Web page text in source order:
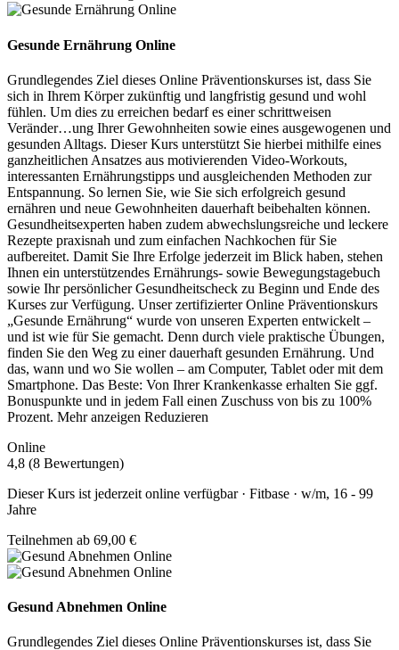
Gesunde Ernährung Online
Grundlegendes Ziel dieses Online Präventionskurses ist, dass Sie
sich in Ihrem Körper zukünftig und langfristig gesund und wohl
fühlen. Um dies zu erreichen bedarf es einer schrittweisen
Veränder…ung Ihrer Gewohnheiten sowie eines ausgewogenen und
gesunden Alltags. Dieser Kurs unterstützt Sie hierbei mithilfe eines
ganzheitlichen Ansatzes aus motivierenden Video-Workouts,
interessanten Ernährungstipps und ausgleichenden Methoden zur
Entspannung. So lernen Sie, wie Sie sich erfolgreich gesund
ernähren und neue Gewohnheiten dauerhaft beibehalten können.
Gesundheitsexperten haben zudem abwechslungsreiche und leckere
Rezepte praxisnah und zum einfachen Nachkochen für Sie
aufbereitet. Damit Sie Ihre Erfolge jederzeit im Blick haben, stehen
Ihnen ein unterstützendes Ernährungs- sowie Bewegungstagebuch
sowie Ihr persönlicher Gesundheitscheck zu Beginn und Ende des
Kurses zur Verfügung. Unser zertifizierter Online Präventionskurs
„Gesunde Ernährung“ wurde von unseren Experten entwickelt –
und ist wie für Sie gemacht. Denn durch viele praktische Übungen,
finden Sie den Weg zu einer dauerhaft gesunden Ernährung. Und
das, wann und wo Sie wollen – am Computer, Tablet oder mit dem
Smartphone. Das Beste: Von Ihrer Krankenkasse erhalten Sie ggf.
Bonuspunkte und in jedem Fall einen Zuschuss von bis zu 100%
Prozent. Mehr anzeigen Reduzieren
Online
4,8 (8 Bewertungen)
Dieser Kurs ist jederzeit online verfügbar · Fitbase · w/m, 16 - 99
Jahre
Teilnehmen ab 69,00 €
Gesund Abnehmen Online
Grundlegendes Ziel dieses Online Präventionskurses ist, dass Sie